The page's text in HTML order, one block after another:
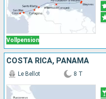
Vollpension
COSTA RICA, PANAMA
Le Bellot 8 T